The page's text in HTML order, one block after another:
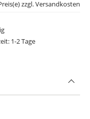
1-2 Tage
zzgl. Versandkosten